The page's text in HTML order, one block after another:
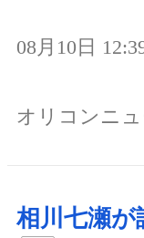
08月10日
オリコンニュ
相川七瀬が